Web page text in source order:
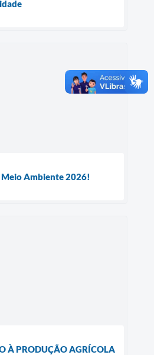
Meio Ambiente 2026!
À PRODUÇÃO AGRÍCOLA